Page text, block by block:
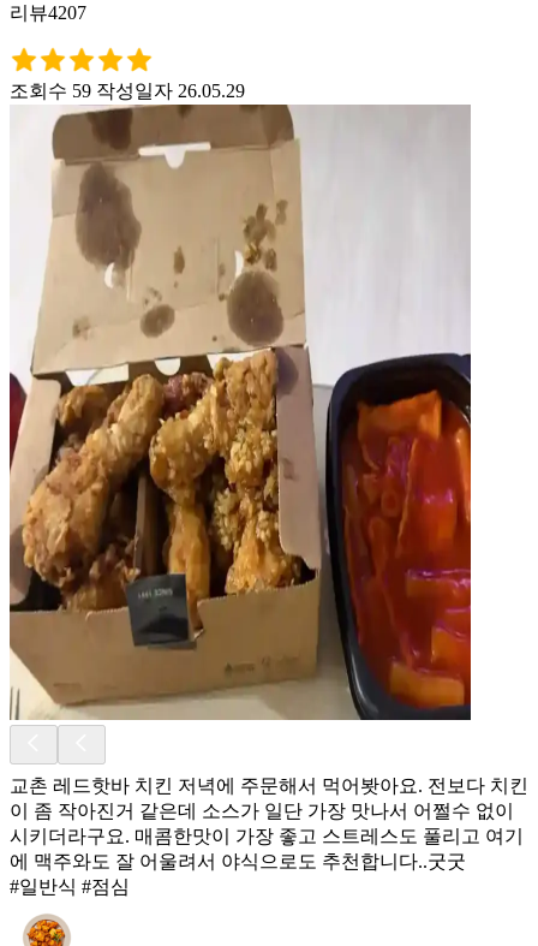
리뷰4207
조회수 59 작성일자 26.05.29
교촌 레드핫바 치킨 저녁에 주문해서 먹어봣아요. 전보다 치킨
이 좀 작아진거 같은데 소스가 일단 가장 맛나서 어쩔수 없이
시키더라구요. 매콤한맛이 가장 좋고 스트레스도 풀리고 여기
에 맥주와도 잘 어울려서 야식으로도 추천합니다..굿굿
#일반식 #점심